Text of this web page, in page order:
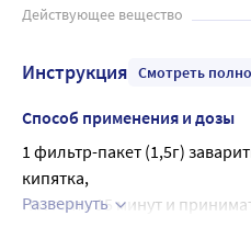
Действующее вещество
Инструкция Смотреть
Способ применения и дозы
1 фильтр-пакет (1,5г)
кипятка,
Настоять 15 минут и
Развернуть